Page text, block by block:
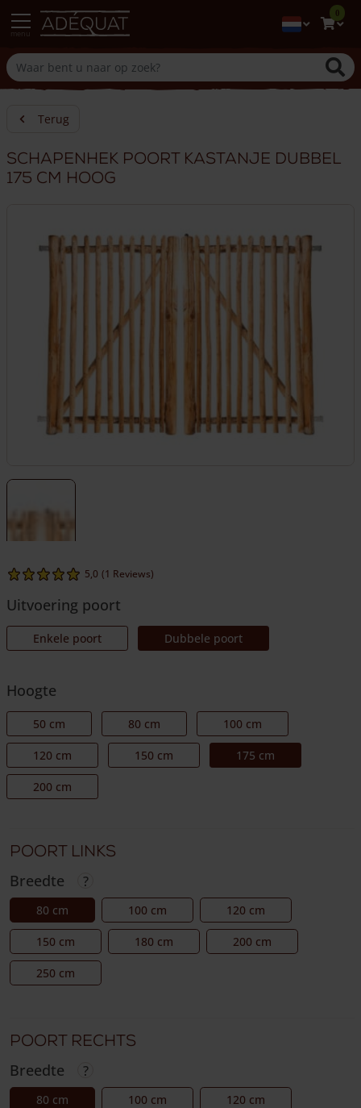
0
Terug
Schapenhek poort kastanje dubbel
175 cm hoog
5,0 (1 Reviews)
Uitvoering poort
Enkele poort Dubbele poort
Hoogte
50 cm 80 cm 100 cm
120 cm 150 cm 175 cm
200 cm
Poort links
Breedte
80 cm 100 cm 120 cm
150 cm 180 cm 200 cm
250 cm
Poort rechts
Breedte
80 cm 100 cm 120 cm